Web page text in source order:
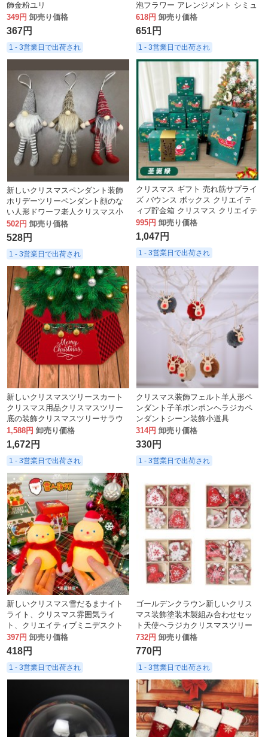
飾金粉ユリ
349円 卸売り価格
367円
1 - 3営業日で出荷され
泡フラワー アレンジメント シミュ
レーション花フォーチュン フルー
ツ
618円 卸売り価格
651円
1 - 3営業日で出荷され
新しいクリスマスペンダント装飾
ホリデーツリーペンダント顔のな
い人形ドワーフ老人クリスマス小
さなペンダント
502円 卸売り価格
528円
1 - 3営業日で出荷され
クリスマス ギフト 売れ筋サプライ
ズ バウンス ボックス クリエイテ
ィブ貯金箱 クリスマス クリエイテ
ィブ ギフト在庫あり
995円 卸売り価格
1,047円
1 - 3営業日で出荷され
新しいクリスマスツリースカート
クリスマス用品クリスマスツリー
底の装飾クリスマスツリーサラウ
ンドボーダー
1,588円 卸売り価格
1,672円
1 - 3営業日で出荷され
クリスマス装飾フェルト羊人形ペ
ンダント子羊ポンポンヘラジカペ
ンダントシーン装飾小道具
314円 卸売り価格
330円
1 - 3営業日で出荷され
新しいクリスマス雪だるまナイト
ライト、クリスマス雰囲気ライ
ト、クリエイティブミニデスクト
ップオーナメント、女の子へのギ
フト
397円 卸売り価格
418円
1 - 3営業日で出荷され
ゴールデンクラウン新しいクリス
マス装飾塗装木製組み合わせセッ
ト天使ヘラジカクリスマスツリー
装飾小さなペンダント
732円 卸売り価格
770円
1 - 3営業日で出荷され